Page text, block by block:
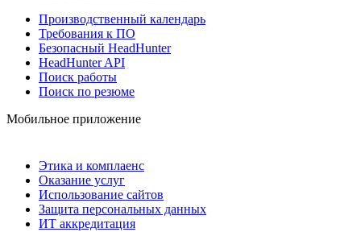
Производственный календарь
Требования к ПО
Безопасный HeadHunter
HeadHunter API
Поиск работы
Поиск по резюме
Мобильное приложение
Этика и комплаенс
Оказание услуг
Использование сайтов
Защита персональных данных
ИТ аккредитация